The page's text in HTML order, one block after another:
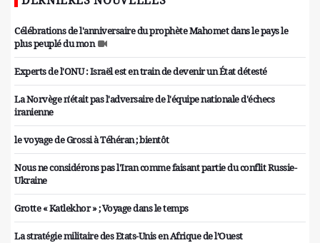
Célébrations de l'anniversaire du prophète Mahomet dans le pays le
plus peuplé du mon
Experts de l'ONU : Israël est en train de devenir un État détesté
La Norvège n'était pas l'adversaire de l'équipe nationale d'échecs
iranienne
le voyage de Grossi à Téhéran ; bientôt
Nous ne considérons pas l'Iran comme faisant partie du conflit Russie-
Ukraine
Grotte « Katlekhor » ; Voyage dans le temps
La stratégie militaire des Etats-Unis en Afrique de l’Ouest